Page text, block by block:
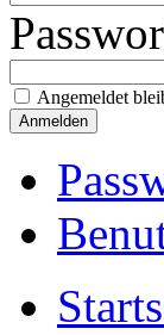
Angemeldet